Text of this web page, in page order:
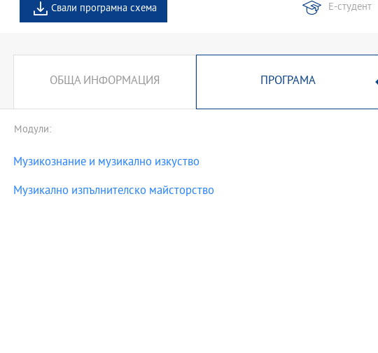
Свали програмна схема Е-студент
ОБЩА ИНФОРМАЦИЯ ПРОГРАМА
Модули:
Музикознание и музикално изкуство
Музикално изпълнителско майсторство